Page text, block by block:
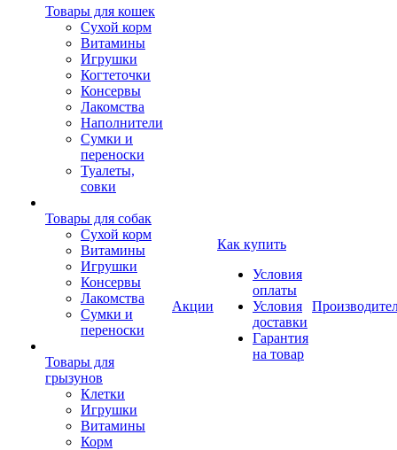
Товары для кошек
Cухой корм
Витамины
Игрушки
Когтеточки
Консервы
Лакомства
Наполнители
Сумки и
переноски
Туалеты,
совки
Товары для собак
Cухой корм
Витамины
Игрушки
Консервы
Лакомства
Сумки и
переноски
Товары для
грызунов
Клетки
Игрушки
Витамины
Корм
Акции
Как купить
Условия
оплаты
Условия
доставки
Гарантия
на товар